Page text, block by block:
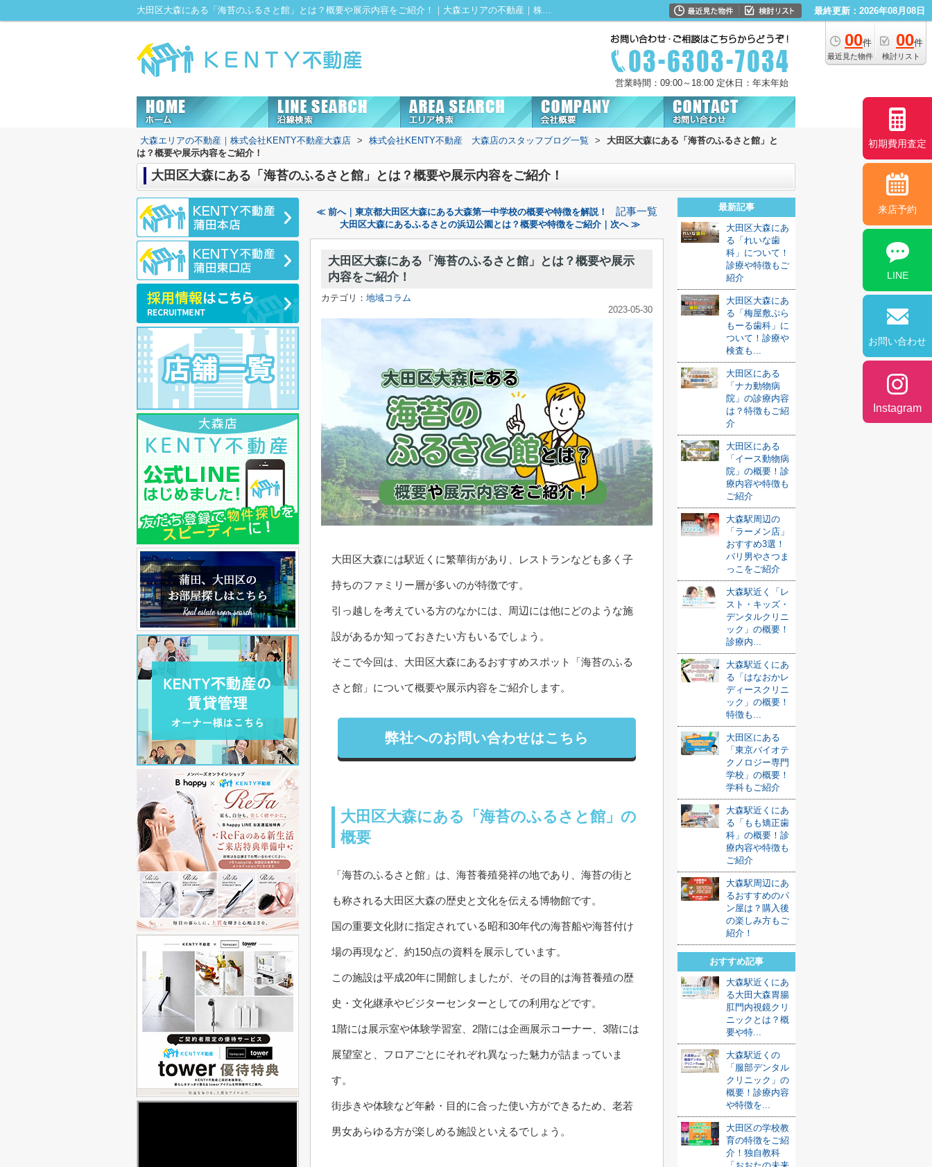
大田区大森にある「海苔のふるさと館」とは？概要や展示内容をご紹介！｜大森エリアの不動産｜株式会社KENTY不動産大森店にお任せ！ 最終更新：2026年08月08日
00件
最近見た物件
00件
検討リスト
営業時間：09:00～18:00 定休日：年末年始
大森エリアの不動産｜株式会社KENTY不動産大森店 > 株式会社KENTY不動産 大森店のスタッフブログ一覧 >
大田区大森にある「海苔のふるさと館」と
は？概要や展示内容をご紹介！
大田区大森にある「海苔のふるさと館」とは？概要や展示内容をご紹介！
≪ 前へ｜東京都大田区大森にある大森第一中学校の概要や特徴を解説！ 記事一覧
大田区大森にあるふるさとの浜辺公園とは？概要や特徴をご紹介｜次へ ≫
大田区大森にある「海苔のふるさと館」とは？概要や展示
内容をご紹介！
カテゴリ： 地域コラム
2023-05-30
大田区大森には駅近くに繁華街があり、レストランなども多く子
持ちのファミリー層が多いのが特徴です。
引っ越しを考えている方のなかには、周辺には他にどのような施
設があるか知っておきたい方もいるでしょう。
そこで今回は、大田区大森にあるおすすめスポット「海苔のふる
さと館」について概要や展示内容をご紹介します。
弊社へのお問い合わせはこちら
大田区大森にある「海苔のふるさと館」の
概要
「海苔のふるさと館」は、海苔養殖発祥の地であり、海苔の街と
も称される大田区大森の歴史と文化を伝える博物館です。
国の重要文化財に指定されている昭和30年代の海苔船や海苔付け
場の再現など、約150点の資料を展示しています。
この施設は平成20年に開館しましたが、その目的は海苔養殖の歴
史・文化継承やビジターセンターとしての利用などです。
1階には展示室や体験学習室、2階には企画展示コーナー、3階には
展望室と、フロアごとにそれぞれ異なった魅力が詰まっていま
す。
街歩きや体験など年齢・目的に合った使い方ができるため、老若
男女あらゆる方が楽しめる施設といえるでしょう。
最新記事
大田区大森にあ
る「れいな歯
科」について！
診療や特徴もご
紹介
大田区大森にあ
る「梅屋敷ぷら
もーる歯科」に
ついて！診療や
検査も...
大田区にある
「ナカ動物病
院」の診療内容
は？特徴もご紹
介
大田区にある
「イース動物病
院」の概要！診
療内容や特徴も
ご紹介
大森駅周辺の
「ラーメン店」
おすすめ3選！
バリ男やさつま
っこをご紹介
大森駅近く「レ
スト・キッズ・
デンタルクリニ
ック」の概要！
診療内...
大森駅近くにあ
る「はなおかレ
ディースクリニ
ック」の概要！
特徴も...
大田区にある
「東京バイオテ
クノロジー専門
学校」の概要！
学科もご紹介
大森駅近くにあ
る「もも矯正歯
科」の概要！診
療内容や特徴も
ご紹介
大森駅周辺にあ
るおすすめのパ
ン屋は？購入後
の楽しみ方もご
紹介！
おすすめ記事
大森駅近くにあ
る大田大森胃腸
肛門内視鏡クリ
ニックとは？概
要や特...
大森駅近くの
「服部デンタル
クリニック」の
概要！診療内容
や特徴を...
大田区の学校教
育の特徴をご紹
介！独自教科
初期費用査定
来店予約
LINE
お問い合わせ
Instagram